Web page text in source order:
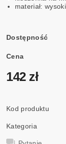
materiał:
Dostępność
Cena
142 zł
Kod produktu
Kategoria